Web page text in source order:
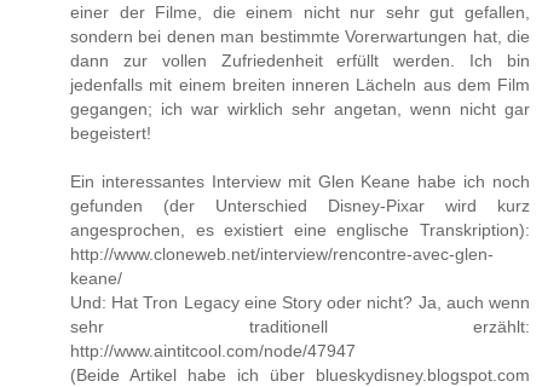
einer der Filme, die einem nicht nur sehr gut gefallen,
sondern bei denen man bestimmte Vorerwartungen hat, die
dann zur vollen Zufriedenheit erfüllt werden. Ich bin
jedenfalls mit einem breiten inneren Lächeln aus dem Film
gegangen; ich war wirklich sehr angetan, wenn nicht gar
begeistert!
Ein interessantes Interview mit Glen Keane habe ich noch
gefunden (der Unterschied Disney-Pixar wird kurz
angesprochen, es existiert eine englische Transkription):
http://www.cloneweb.net/interview/rencontre-avec-glen-
keane/
Und: Hat Tron Legacy eine Story oder nicht? Ja, auch wenn
sehr traditionell erzählt:
http://www.aintitcool.com/node/47947
(Beide Artikel habe ich über blueskydisney.blogspot.com